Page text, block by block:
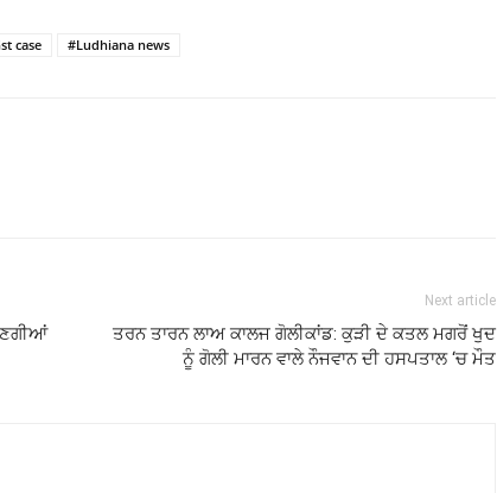
case #Ludhiana news
Next article
ਤਰਨ ਤਾਰਨ ਲਾਅ ਕਾਲਜ ਗੋਲੀਕਾਂਡ: ਕੁੜੀ ਦੇ ਕਤਲ ਮਗਰੋਂ ਖੁਦ
ਨੂੰ ਗੋਲੀ ਮਾਰਨ ਵਾਲੇ ਨੌਜਵਾਨ ਦੀ ਹਸਪਤਾਲ ‘ਚ ਮੌਤ